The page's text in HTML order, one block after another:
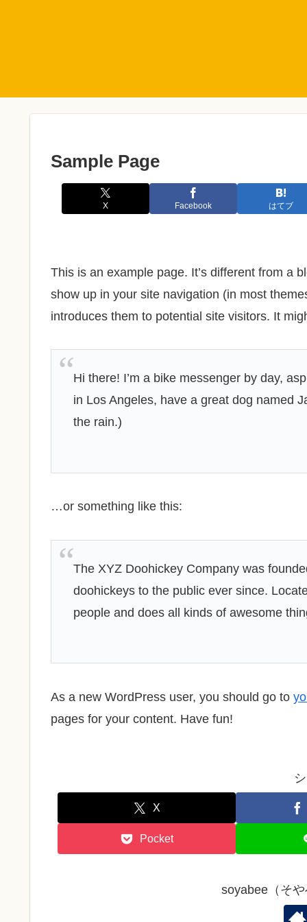
Sample Page
X Facebook はてブ
This is an example page. It’s different from a
show up in your site navigation (in most
introduces them to potential site visitors. It
Hi there! I’m a bike messenger by day,
in Los Angeles, have a great dog named
the rain.)
…or something like this:
The XYZ Doohickey Company was
doohickeys to the public ever since.
people and does all kinds of awesome
As a new WordPress user, you should go to
pages for your content. Have fun!
X
Pocket
soyabee（そ